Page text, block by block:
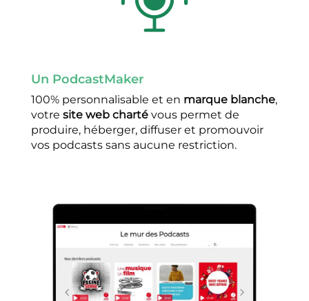
Un PodcastMaker
100% personnalisable et en marque blanche,
votre site web chartévous permet de
produire, héberger, diffuser et promouvoir
vos podcasts sans aucune restriction.